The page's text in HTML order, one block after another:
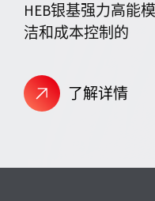
HEB银基强力高能
洁和成本控制的
了解详情